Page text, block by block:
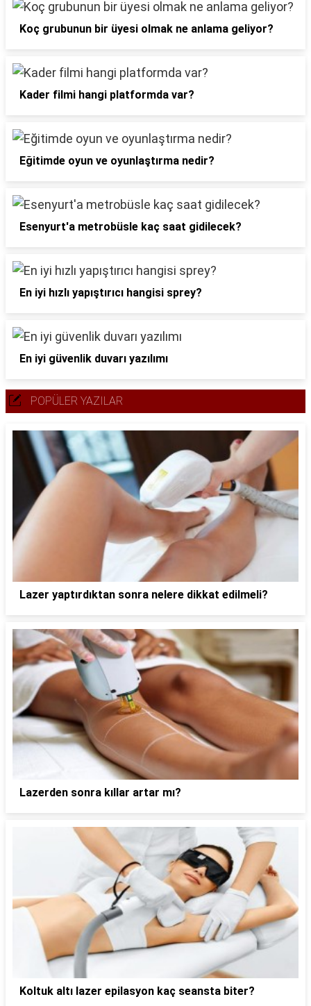
Koç grubunun bir üyesi olmak ne anlama geliyor?
Kader filmi hangi platformda var?
Eğitimde oyun ve oyunlaştırma nedir?
Esenyurt'a metrobüsle kaç saat gidilecek?
En iyi hızlı yapıştırıcı hangisi sprey?
En iyi güvenlik duvarı yazılımı
POPÜLER YAZILAR
Lazer yaptırdıktan sonra nelere dikkat edilmeli?
Lazerden sonra kıllar artar mı?
Koltuk altı lazer epilasyon kaç seansta biter?